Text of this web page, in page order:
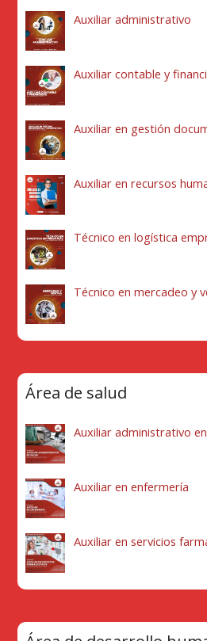
Auxiliar administrativo
Auxiliar contable y
Auxiliar en gestión
Auxiliar en recursos
Técnico en logística
Técnico en mercadeo y
Área de salud
Auxiliar administrativo
Auxiliar en enfermería
Auxiliar en servicios